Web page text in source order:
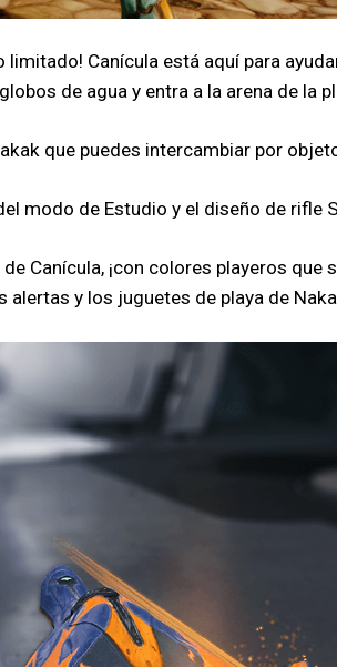
Canícula está aquí para
de agua y entra a la arena de la
que puedes intercambiar por
de Estudio y el diseño de rifle
Canícula, ¡con colores playeros
y los juguetes de playa de